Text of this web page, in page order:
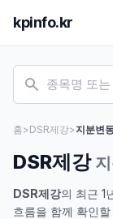
kpinfo.kr
홈>DSR제강>지분변
DSR제강
DSR제강의 최근 1
흐름을 함께 확인